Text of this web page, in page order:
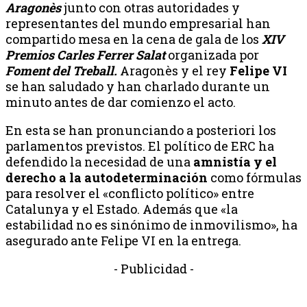
Aragonèsjunto con otras autoridades y
representantes del mundo empresarial han
compartido mesa en la cena de gala de los XIV
Premios Carles Ferrer Salatorganizada por
Foment del Treball. Aragonès y el rey Felipe VI
se han saludado y han charlado durante un
minuto antes de dar comienzo el acto.
En esta se han pronunciando a posteriori los
parlamentos previstos. El político de ERC ha
defendido la necesidad de una amnistía y el
derecho a la autodeterminación como fórmulas
para resolver el «conflicto político» entre
Catalunya y el Estado. Además que «la
estabilidad no es sinónimo de inmovilismo», ha
asegurado ante Felipe VI en la entrega.
- Publicidad -